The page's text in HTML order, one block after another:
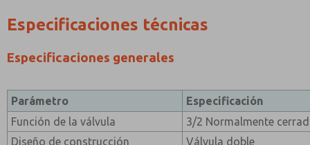
Especificaciones técnicas
Especificaciones generales
Parámetro
Especificación
Función de la válvula
3/2 Normalmente
Diseño de construcción
Válvula doble